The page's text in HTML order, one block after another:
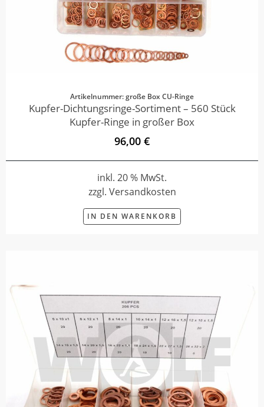
Artikelnummer: große Box CU-Ringe
Kupfer-Dichtungsringe-Sortiment – 560 Stück
Kupfer-Ringe in großer Box
96,00 €
inkl. 20 % MwSt.
zzgl. Versandkosten
IN DEN WARENKORB